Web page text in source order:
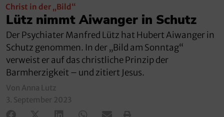
Christ in der „Bild“
Lütz nimmt Aiwanger in Schutz
Der Psychiater Manfred Lütz hat Hubert Aiwanger in
Schutz genommen. In der „Bild am Sonntag“
verweist er auf das christliche Prinzip der
Barmherzigkeit – und zitiert Jesus.
Von Anna Lutz
3. September 2023